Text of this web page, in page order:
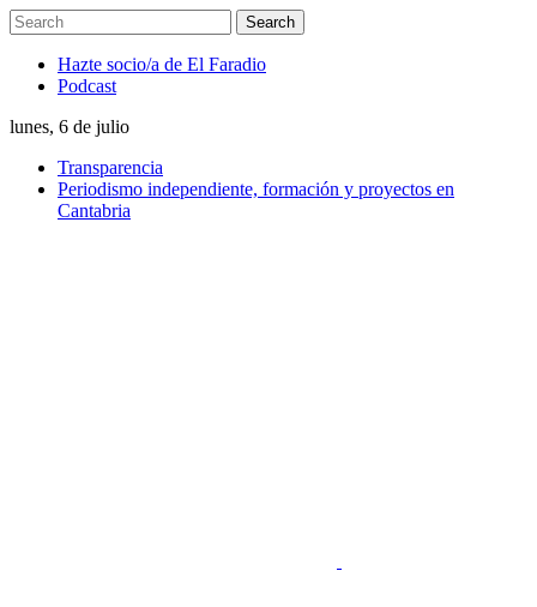
Hazte socio/a de El Faradio
Podcast
lunes, 6 de julio
Transparencia
Periodismo independiente, formación y proyectos en
Cantabria